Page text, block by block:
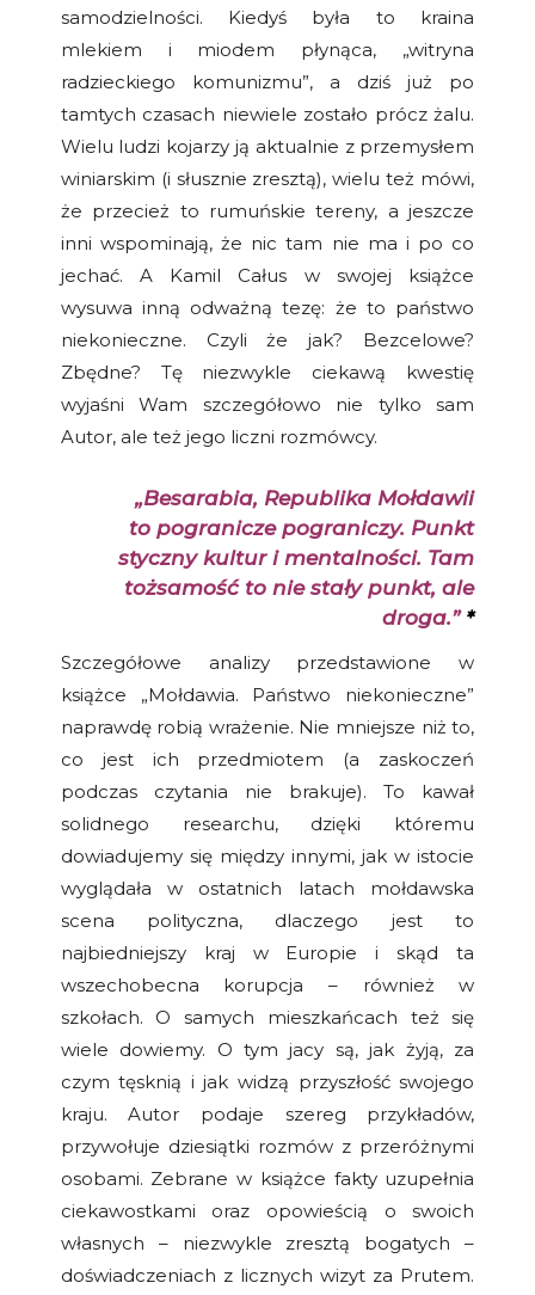
samodzielności. Kiedyś była to kraina
mlekiem i miodem płynąca, „witryna
radzieckiego komunizmu”, a dziś już po
tamtych czasach niewiele zostało prócz żalu.
Wielu ludzi kojarzy ją aktualnie z przemysłem
winiarskim (i słusznie zresztą), wielu też mówi,
że przecież to rumuńskie tereny, a jeszcze
inni wspominają, że nic tam nie ma i po co
jechać. A Kamil Całus w swojej książce
wysuwa inną odważną tezę: że to państwo
niekonieczne. Czyli że jak? Bezcelowe?
Zbędne? Tę niezwykle ciekawą kwestię
wyjaśni Wam szczegółowo nie tylko sam
Autor, ale też jego liczni rozmówcy.
„Besarabia, Republika Mołdawii
to pogranicze pograniczy. Punkt
styczny kultur i mentalności. Tam
tożsamość to nie stały punkt, ale
droga.” *
Szczegółowe analizy przedstawione w
książce „Mołdawia. Państwo niekonieczne”
naprawdę robią wrażenie. Nie mniejsze niż to,
co jest ich przedmiotem (a zaskoczeń
podczas czytania nie brakuje). To kawał
solidnego researchu, dzięki któremu
dowiadujemy się między innymi, jak w istocie
wyglądała w ostatnich latach mołdawska
scena polityczna, dlaczego jest to
najbiedniejszy kraj w Europie i skąd ta
wszechobecna korupcja – również w
szkołach. O samych mieszkańcach też się
wiele dowiemy. O tym jacy są, jak żyją, za
czym tęsknią i jak widzą przyszłość swojego
kraju. Autor podaje szereg przykładów,
przywołuje dziesiątki rozmów z przeróżnymi
osobami. Zebrane w książce fakty uzupełnia
ciekawostkami oraz opowieścią o swoich
własnych – niezwykle zresztą bogatych –
doświadczeniach z licznych wizyt za Prutem.